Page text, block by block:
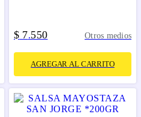
$ 7.550 Otros medios
AGREGAR AL CARRITO